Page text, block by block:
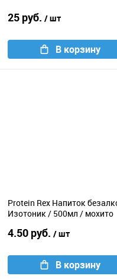
25 руб. / шт
В корзину
Protein Rex Напиток
Изотоник / 500мл / мохито
4.50 руб. / шт
В корзину